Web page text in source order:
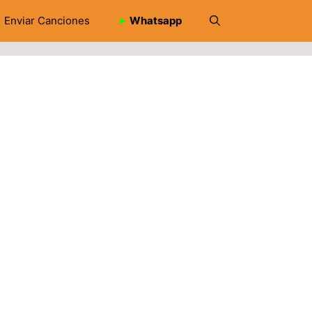
Enviar Canciones ➤ Whatsapp